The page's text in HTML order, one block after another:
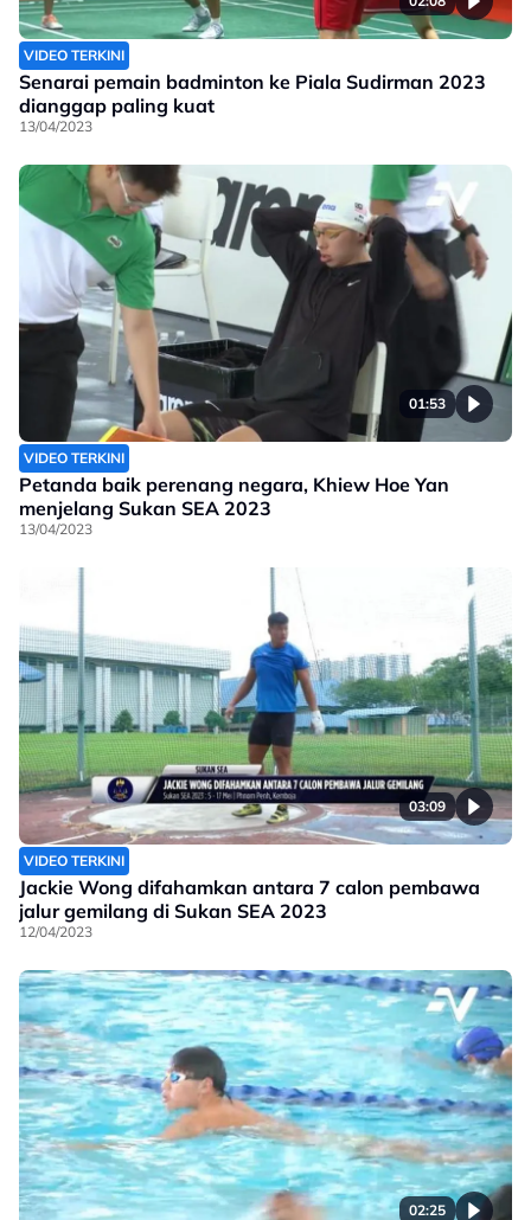
VIDEO TERKINI
Senarai pemain badminton ke Piala Sudirman 2023
dianggap paling kuat
13/04/2023
01:53
VIDEO TERKINI
Petanda baik perenang negara, Khiew Hoe Yan
menjelang Sukan SEA 2023
13/04/2023
03:09
VIDEO TERKINI
Jackie Wong difahamkan antara 7 calon pembawa
jalur gemilang di Sukan SEA 2023
12/04/2023
02:25